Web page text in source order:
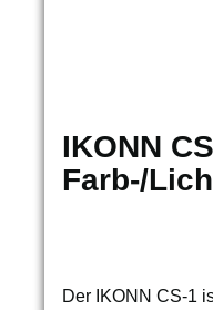
IKONN
Farb-/
Der IKONN CS-1